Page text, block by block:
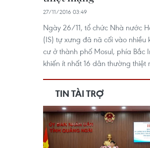
27/11/2016 03:49
Ngày 26/11, tổ chức Nhà nước
(IS) tự xưng đã nã cối vào nhiều
cư ở thành phố Mosul, phía Bắc
khiến ít nhất 16 dân thường thiệt